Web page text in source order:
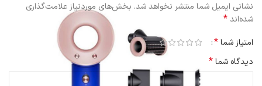
نشانی ایمیل شما منتشر نخواهد شد. بخش‌های موردنیاز علامت‌گذاری
شده‌اند*
امتیاز شما*
دیدگاه شما*